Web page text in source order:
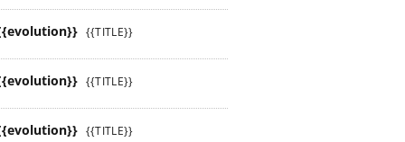
{{TITLE}}
{{TITLE}}
{{TITLE}}